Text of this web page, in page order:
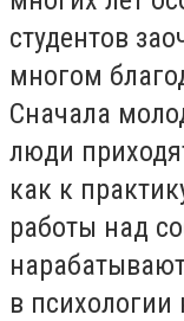
студентов
многом
Сначала
люди
как к
работы над
в психологии